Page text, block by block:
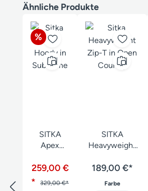
Produktgalerie überspringen
Ähnliche Produkte
Rabatt
%
SITKA
Apex
259,00 €
*
329,00 €*
SITKA
Heavyweight
189,00 €*
Farbeauswählen